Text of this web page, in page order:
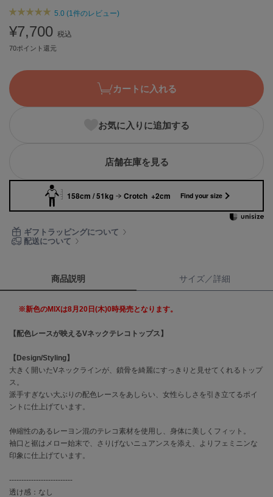
Ballelite
バレリット
BANDOLIER
バンドリヤー
Barbour
Calvin Klein
カルバン・クライン
CELFORD
セルフォード
Clarks Premium
クラークス
CODE A
COLE HAAN
コール ハーン
CONVERSE
5.0 (1件のレビュー)
¥7,700 税込
70ポイント還元
カートに入れる
お気に入りに追加する
店舗在庫を見る
158cm / 51kg Crotch +2cm Find your size
ギフトラッピングについて
配送について
商品説明 サイズ／詳細
※新色のMIXは8月20日(木)0時発売となります。
【配色レースが映えるVネックテレコトップス】
【Design/Styling】
大きく開いたVネックラインが、鎖骨を綺麗にすっきりと見せてくれるトップ
ス。
派手すぎない大ぶりの配色レースをあしらい、女性らしさを引き立てるポイ
ントに仕上げています。
伸縮性のあるレーヨン混のテレコ素材を使用し、身体に美しくフィット。
袖口と裾はメロー始末で、さりげないニュアンスを添え、よりフェミニンな
印象に仕上げています。
--------------------------
透け感：なし